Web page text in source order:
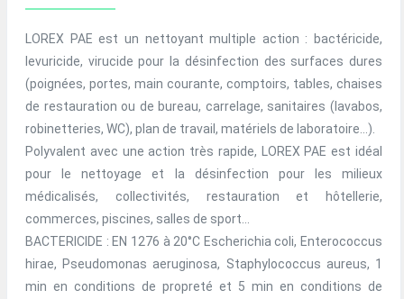
LOREX PAE est un nettoyant multiple action : bactéricide,
levuricide, virucide pour la désinfection des surfaces dures
(poignées, portes, main courante, comptoirs, tables, chaises
de restauration ou de bureau, carrelage, sanitaires (lavabos,
robinetteries, WC), plan de travail, matériels de laboratoire...).
Polyvalent avec une action très rapide, LOREX PAE est idéal
pour le nettoyage et la désinfection pour les milieux
médicalisés, collectivités, restauration et hôtellerie,
commerces, piscines, salles de sport...
BACTERICIDE : EN 1276 à 20°C Escherichia coli, Enterococcus
hirae, Pseudomonas aeruginosa, Staphylococcus aureus, 1
min en conditions de propreté et 5 min en conditions de